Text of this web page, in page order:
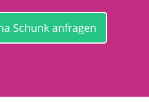
Schunk anfragen